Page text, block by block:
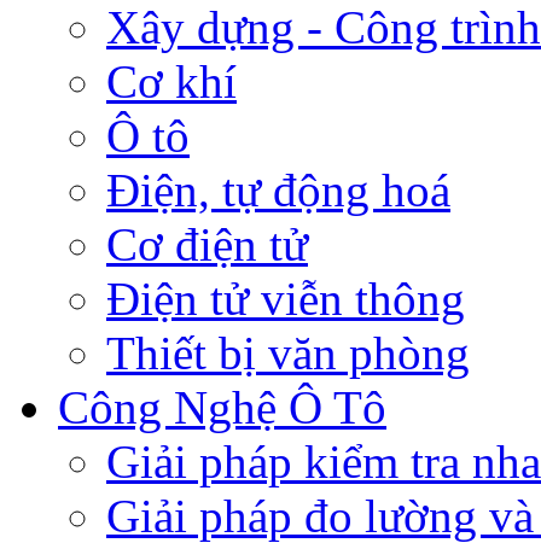
Xây dựng - Công trình
Cơ khí
Ô tô
Điện, tự động hoá
Cơ điện tử
Điện tử viễn thông
Thiết bị văn phòng
Công Nghệ Ô Tô
Giải pháp kiểm tra
Giải pháp đo lường